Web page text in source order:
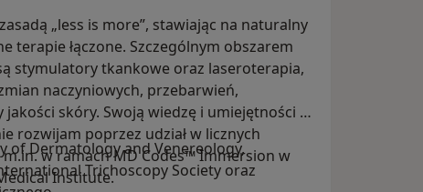
„less is more”, stawiając na naturalny
terapie łączone. Szczególnym obszarem
stymulatory tkankowe oraz laseroterapia,
naczyniowych, przebarwień,
skóry. Swoją wiedzę i umiejętności w
rozwijam poprzez udział w licznych
w ramach MD Codes™ Immersion w
Institute.
of Dermatology and Venereology,
Trichoscopy Society oraz